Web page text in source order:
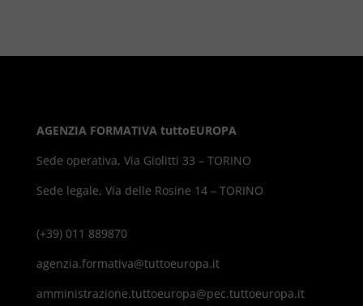
AGENZIA FORMATIVA tuttoEUROPA
Sede operativa, Via Giolitti 33 – TORINO
Sede legale, Via delle Rosine 14 – TORINO
(+39) 011 889870
agenzia.formativa@tuttoeuropa.it
amministrazione.tuttoeuropa@pec.tuttoeuropa.it